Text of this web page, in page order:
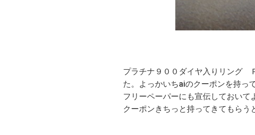
プラチナ９００ダイヤ入りリング
た。よっかいちaiのクーポンを持っ
フリーペーパーにも宣伝しておいて
クーポンきちっと持ってきてもら